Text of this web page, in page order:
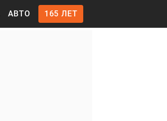
АВТО 165 ЛЕТ